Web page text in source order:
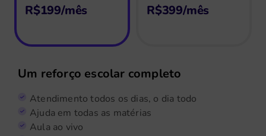
R$199/mês R$399/mês
Um reforço escolar completo
Atendimento todos os dias, o dia todo
Ajuda em todas as matérias
Aula ao vivo